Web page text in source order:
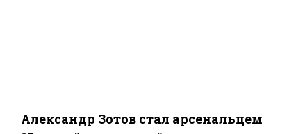
Александр Зотов стал арсенальцем